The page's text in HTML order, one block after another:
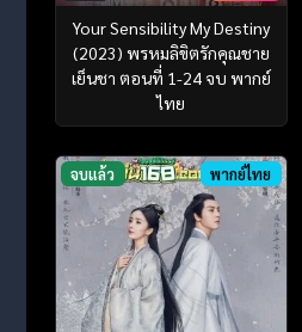
Your Sensibility My Destiny
(2023) พรหมลิขิตรักคุณชาย
เย็นชา ตอนที่ 1-24 จบ พากย์
ไทย
จบแล้ว พากย์ไทย